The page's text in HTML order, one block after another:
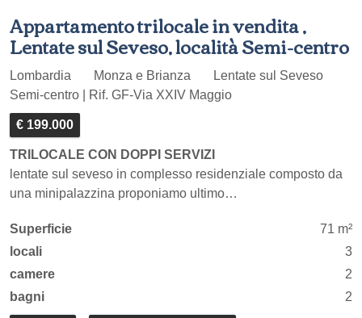
Appartamento trilocale in vendita ,
Lentate sul Seveso, località Semi-centro
Lombardia Monza e Brianza
Lentate sul Seveso
Semi-centro | Rif. GF-Via XXIV Maggio
€ 199.000
TRILOCALE CON DOPPI SERVIZI
lentate sul seveso in complesso residenziale composto da
una minipalazzina proponiamo ultimo…
Superficie
71 m²
locali
3
camere
2
bagni
2